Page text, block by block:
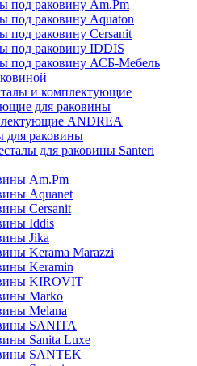
под раковину Am.Pm
под раковину Aquaton
под раковину Cersanit
под раковину IDDIS
под раковину АСБ-Мебель
и комплектующие
для раковины
ANDREA
для раковины
для раковины Santeri
Am.Pm
Aquanet
Cersanit
Iddis
Jika
Kerama Marazzi
Keramin
KIROVIT
Marko
Melana
SANITA
Sanita Luxe
SANTEK